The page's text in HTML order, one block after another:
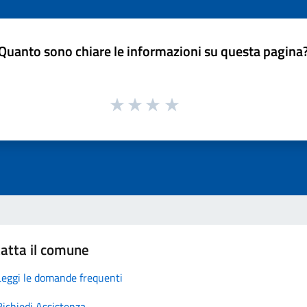
sono chiare le informazioni su questa
il comune
le domande frequenti